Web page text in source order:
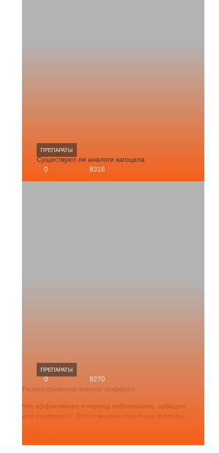
ПРЕПАРАТЫ
Существуют ли аналоги кагоцела
0
8316
ПРЕПАРАТЫ
0 8270
Распространенные аналоги анаферона
Что эффективнее в период заболевания, арбидол
или анаферон? Этот и многие подобные вопросы…